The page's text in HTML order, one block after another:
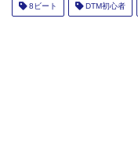
8ビート DTM初心者